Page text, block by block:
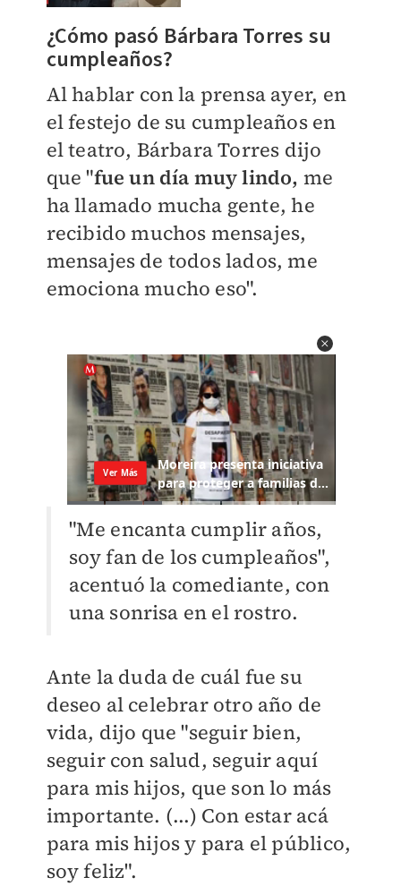
¿Cómo pasó Bárbara Torres su
cumpleaños?
Al hablar con la prensa ayer, en
el festejo de su cumpleaños en
el teatro, Bárbara Torres dijo
que "fue un día muy lindo, me
ha llamado mucha gente, he
recibido muchos mensajes,
mensajes de todos lados, me
emociona mucho eso".
"Me encanta cumplir años,
soy fan de los cumpleaños",
acentuó la comediante, con
una sonrisa en el rostro.
Ante la duda de cuál fue su
deseo al celebrar otro año de
vida, dijo que "seguir bien,
seguir con salud, seguir aquí
para mis hijos, que son lo más
importante. (...) Con estar acá
para mis hijos y para el público,
soy feliz".